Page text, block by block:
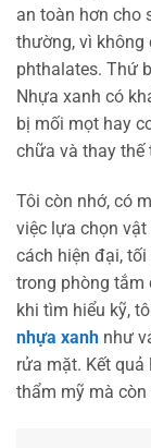
an toàn hơn cho
thường, vì không
phthalates. Thứ
Nhựa xanh có
bị mối mọt hay
chữa và thay thế
Tôi còn nhớ, có
việc lựa chọn
cách hiện đại,
trong phòng tắm
khi tìm hiểu kỹ,
nhựa xanh như
rửa mặt. Kết
thẩm mỹ mà